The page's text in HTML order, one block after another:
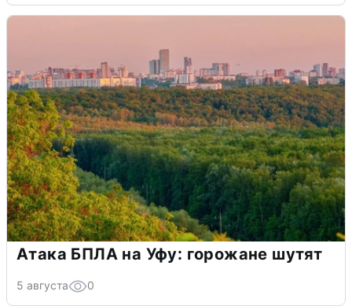
Атака БПЛА на Уфу: горожане шутят
5 августа 0